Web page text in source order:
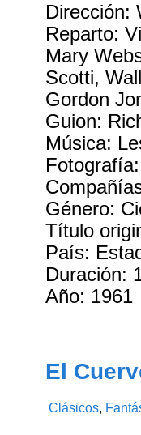
Dirección:
Reparto:
Mary
Scotti,
Gordon
Guion:
Música:
Género:
Título
País:
Duración:
Año: 1961
El
Clásicos,